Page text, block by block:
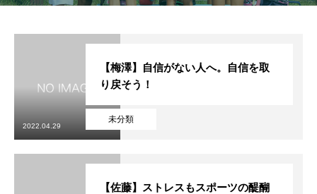
会員専用ページ
システム・クラス・料金
未分類
【梅澤】自信がない人へ。自信を取
り戻そう！
2022.04.29
【佐藤】ストレスもスポーツの醍醐